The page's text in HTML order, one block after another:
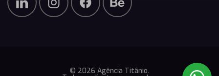
© 2026 Agência Titânio.